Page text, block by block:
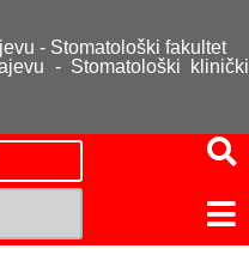
- Stomatološki fakultet
- Stomatološki klinički